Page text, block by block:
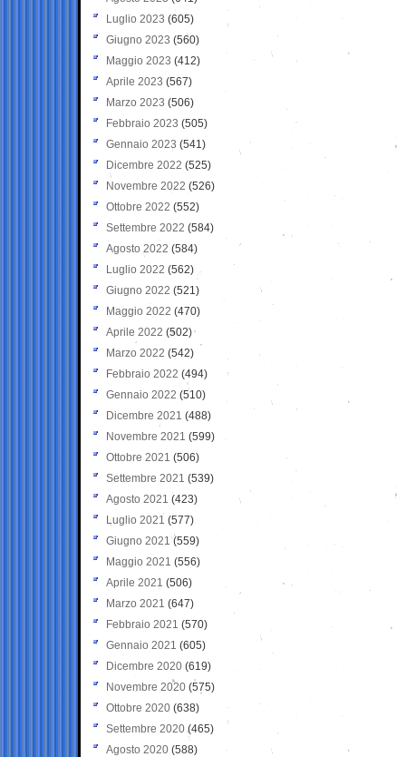
Luglio 2023 (605)
Giugno 2023 (560)
Maggio 2023 (412)
Aprile 2023 (567)
Marzo 2023 (506)
Febbraio 2023 (505)
Gennaio 2023 (541)
Dicembre 2022 (525)
Novembre 2022 (526)
Ottobre 2022 (552)
Settembre 2022 (584)
Agosto 2022 (584)
Luglio 2022 (562)
Giugno 2022 (521)
Maggio 2022 (470)
Aprile 2022 (502)
Marzo 2022 (542)
Febbraio 2022 (494)
Gennaio 2022 (510)
Dicembre 2021 (488)
Novembre 2021 (599)
Ottobre 2021 (506)
Settembre 2021 (539)
Agosto 2021 (423)
Luglio 2021 (577)
Giugno 2021(559)
Maggio 2021 (556)
Aprile 2021 (506)
Marzo 2021 (647)
Febbraio 2021 (570)
Gennaio 2021 (605)
Dicembre 2020 (619)
Novembre 2020 (575)
Ottobre 2020 (638)
Settembre 2020(465)
Agosto 2020 (588)